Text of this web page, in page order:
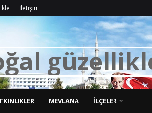
İletişim
ğal güzellikl
MEVLANA İLÇELER